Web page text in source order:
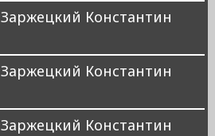
Заржецкий Константин
Заржецкий Константин
Заржецкий Константин